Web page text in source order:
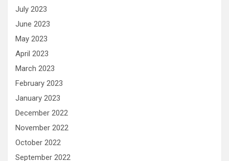
July 2023
June 2023
May 2023
April 2023
March 2023
February 2023
January 2023
December 2022
November 2022
October 2022
September 2022